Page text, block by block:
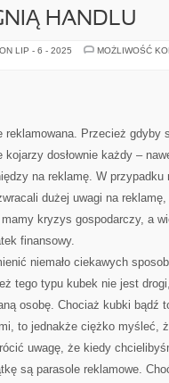
HANDLU
LIP - 6 - 2025
MOŻLIWOŚĆ
Przecież gdyby
kojarzy dosłownie każdy –
na reklamę. W przypadku
dużej uwagi na
kryzys gospodarczy, a
finansowy.
niemało ciekawych
tego typu kubek nie jest
osobę. Chociaż kubki bądź
to jednakże ciężko myśleć,
uwagę, że kiedy
są parasole reklamowe.